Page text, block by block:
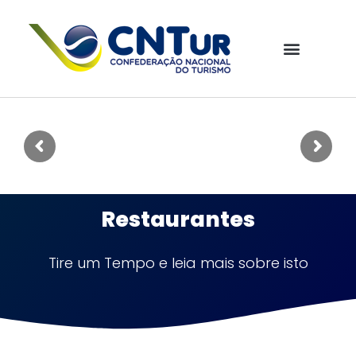
Restaurantes
Tire um Tempo e leia mais sobre isto